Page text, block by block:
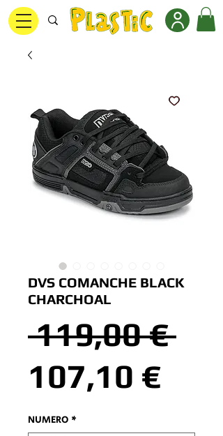
DVS COMANCHE BLACK
CHARCHOAL
119,00 €
107,10 €
NUMERO *